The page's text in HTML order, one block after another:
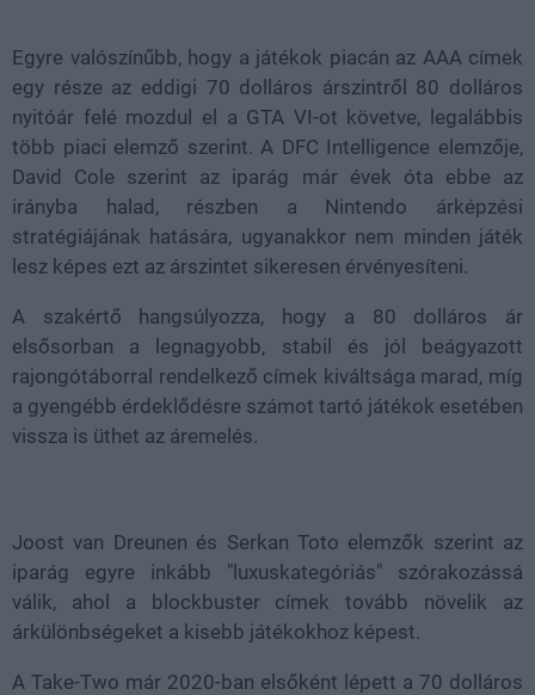
Egyre valószínűbb, hogy a játékok piacán az AAA címek
egy része az eddigi 70 dolláros árszintről 80 dolláros
nyitóár felé mozdul el a GTA VI-ot követve, legalábbis
több piaci elemző szerint. A DFC Intelligence elemzője,
David Cole szerint az iparág már évek óta ebbe az
irányba halad, részben a Nintendo árképzési
stratégiájának hatására, ugyanakkor nem minden játék
lesz képes ezt az árszintet sikeresen érvényesíteni.
A szakértő hangsúlyozza, hogy a 80 dolláros ár
elsősorban a legnagyobb, stabil és jól beágyazott
rajongótáborral rendelkező címek kiváltsága marad, míg
a gyengébb érdeklődésre számot tartó játékok esetében
vissza is üthet az áremelés.
Joost van Dreunen és Serkan Toto elemzők szerint az
iparág egyre inkább "luxuskategóriás" szórakozássá
válik, ahol a blockbuster címek tovább növelik az
árkülönbségeket a kisebb játékokhoz képest.
A Take-Two már 2020-ban elsőként lépett a 70 dolláros